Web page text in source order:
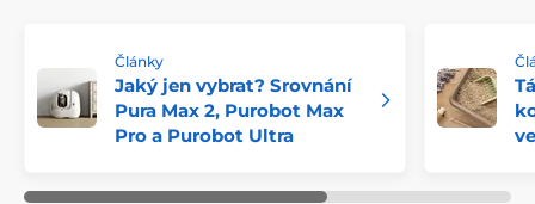
Články
Jaký jen vybrat? Srovnání
Pura Max 2, Purobot Max
Pro a Purobot Ultra